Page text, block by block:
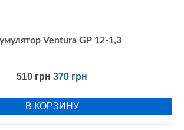
Ventura GP 12-1,3
510грн Первоначальная
составляла
510 грн.
370 грн
370 грн.
В КОРЗИНУ